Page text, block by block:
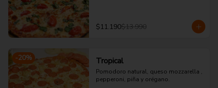
$11.190$13.990
-20% Tropical
Pomodoro natural, queso mozzarella ,
pepperoni, piña y orégano.